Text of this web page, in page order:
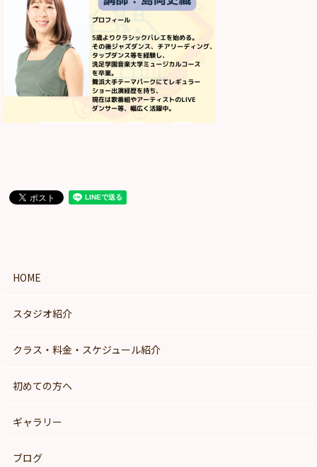
HOME
スタジオ紹介
クラス・料金・スケジュール紹介
初めての方へ
ギャラリー
ブログ